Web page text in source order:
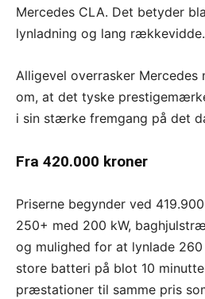
Mercedes CLA. Det betyder
lynladning og lang rækkevidde.
Alligevel overrasker Mercedes
om, at det tyske
i sin stærke fremgang på det
Fra 420.000 kroner
Priserne begynder ved
250+ med 200 kW,
og mulighed for at lynlade
store batteri på blot 10
præstationer til samme pris